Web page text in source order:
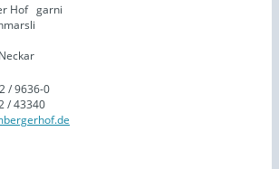
Hof garni
/ 9636-0
/ 43340